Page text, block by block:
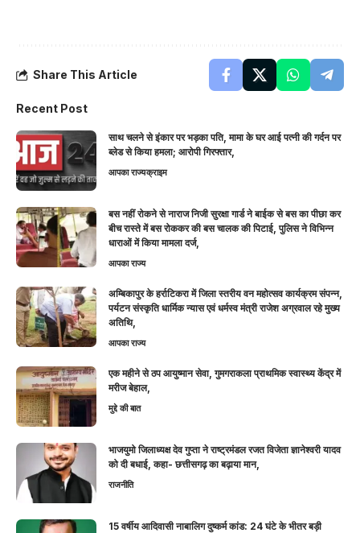
Share This Article
Recent Post
साथ चलने से इंकार पर भड़का पति, मामा के घर आई पत्नी की गर्दन पर
ब्लेड से किया हमला; आरोपी गिरफ्तार,
आपका राज्यक्राइम
बस नहीं रोकने से नाराज निजी सुरक्षा गार्ड ने बाईक से बस का पीछा कर
बीच रास्ते में बस रोककर की बस चालक की पिटाई, पुलिस ने विभिन्न
धाराओं में किया मामला दर्ज,
आपका राज्य
अम्बिकापुर के हर्राटिकरा में जिला स्तरीय वन महोत्सव कार्यक्रम संपन्न,
पर्यटन संस्कृति धार्मिक न्यास एवं धर्मस्व मंत्री राजेश अग्रवाल रहे मुख्य
अतिथि,
आपका राज्य
एक महीने से ठप आयुष्मान सेवा, गुमगराकला प्राथमिक स्वास्थ्य केंद्र में
मरीज बेहाल,
मुद्दे की बात
भाजयुमो जिलाध्यक्ष देव गुप्ता ने राष्ट्रमंडल रजत विजेता ज्ञानेश्वरी यादव
को दी बधाई, कहा- छत्तीसगढ़ का बढ़ाया मान,
राजनीति
15 वर्षीय आदिवासी नाबालिग दुष्कर्म कांड: 24 घंटे के भीतर बड़ी